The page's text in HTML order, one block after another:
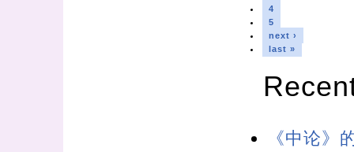
4
5
next ›
last »
《中论》